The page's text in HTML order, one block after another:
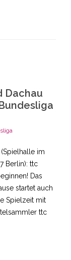
Dachau
(Spielhalle im
Berlin): ttc
Das
startet auch
Spielzeit mit
ttc